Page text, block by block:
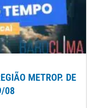
METROP. DE
08